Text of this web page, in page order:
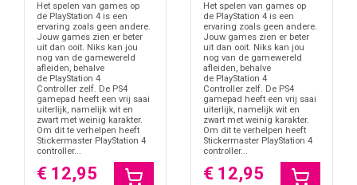
Het spelen van games op
de PlayStation 4 is een
ervaring zoals geen andere.
Jouw games zien er beter
uit dan ooit. Niks kan jou
nog van de gamewereld
afleiden, behalve
de PlayStation 4
Controller zelf. De PS4
gamepad heeft een vrij saai
uiterlijk, namelijk wit en
zwart met weinig karakter.
Om dit te verhelpen heeft
Stickermaster PlayStation 4
controller...
€ 12,95
Het spelen van games op
de PlayStation 4 is een
ervaring zoals geen andere.
Jouw games zien er beter
uit dan ooit. Niks kan jou
nog van de gamewereld
afleiden, behalve
de PlayStation 4
Controller zelf. De PS4
gamepad heeft een vrij saai
uiterlijk, namelijk wit en
zwart met weinig karakter.
Om dit te verhelpen heeft
Stickermaster PlayStation 4
controller...
€ 12,95